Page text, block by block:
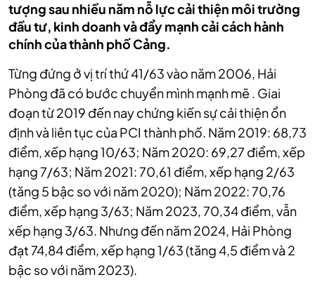
tượng sau nhiều năm nỗ lực cải thiện môi trường
đầu tư, kinh doanh và đẩy mạnh cải cách hành
chính của thành phố Cảng.
Từng đứng ở vị trí thứ 41/63 vào năm 2006, Hải
Phòng đã có bước chuyển mình mạnh mẽ . Giai
đoạn từ 2019 đến nay chứng kiến sự cải thiện ổn
định và liên tục của PCI thành phố. Năm 2019: 68,73
điểm, xếp hạng 10/63; Năm 2020: 69,27 điểm, xếp
hạng 7/63; Năm 2021: 70,61 điểm, xếp hạng 2/63
(tăng 5 bậc so với năm 2020); Năm 2022: 70,76
điểm, xếp hạng 3/63; Năm 2023, 70,34 điểm, vẫn
xếp hạng 3/63. Nhưng đến năm 2024, Hải Phòng
đạt 74,84 điểm, xếp hạng 1/63 (tăng 4,5 điểm và 2
bậc so với năm 2023).